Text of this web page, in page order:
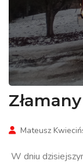
Mateusz
W dniu